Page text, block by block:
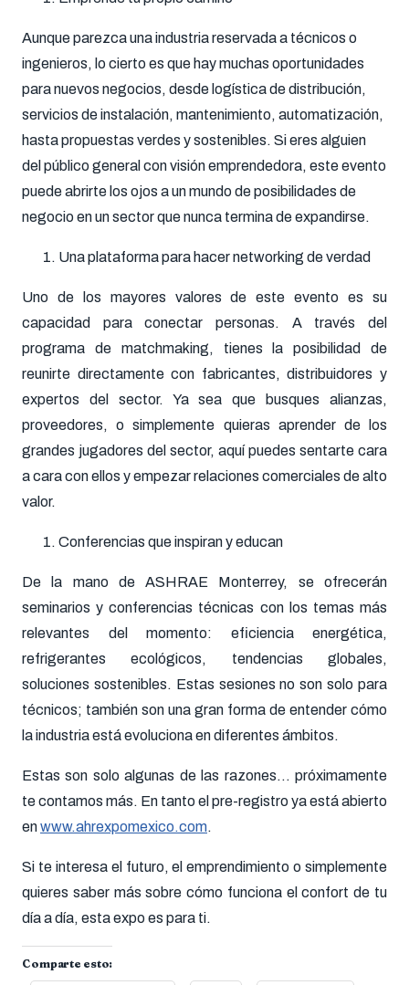
Aunque parezca una industria reservada a técnicos o
ingenieros, lo cierto es que hay muchas oportunidades
para nuevos negocios, desde logística de distribución,
servicios de instalación, mantenimiento, automatización,
hasta propuestas verdes y sostenibles. Si eres alguien
del público general con visión emprendedora, este evento
puede abrirte los ojos a un mundo de posibilidades de
negocio en un sector que nunca termina de expandirse.
Una plataforma para hacer networking de verdad
Uno de los mayores valores de este evento es su
capacidad para conectar personas. A través del
programa de matchmaking, tienes la posibilidad de
reunirte directamente con fabricantes, distribuidores y
expertos del sector. Ya sea que busques alianzas,
proveedores, o simplemente quieras aprender de los
grandes jugadores del sector, aquí puedes sentarte cara
a cara con ellos y empezar relaciones comerciales de alto
valor.
Conferencias que inspiran y educan
De la mano de ASHRAE Monterrey, se ofrecerán
seminarios y conferencias técnicas con los temas más
relevantes del momento: eficiencia energética,
refrigerantes ecológicos, tendencias globales,
soluciones sostenibles. Estas sesiones no son solo para
técnicos; también son una gran forma de entender cómo
la industria está evoluciona en diferentes ámbitos.
Estas son solo algunas de las razones… próximamente
te contamos más. En tanto el pre-registro ya está abierto
enwww.ahrexpomexico.com.
Si te interesa el futuro, el emprendimiento o simplemente
quieres saber más sobre cómo funciona el confort de tu
día a día, esta expo es para ti.
Comparte esto: